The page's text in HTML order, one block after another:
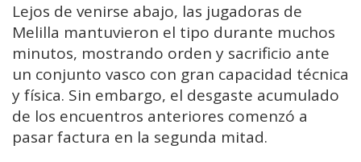
Lejos de venirse abajo, las jugadoras de
Melilla mantuvieron el tipo durante muchos
minutos, mostrando orden y sacrificio ante
un conjunto vasco con gran capacidad técnica
y física. Sin embargo, el desgaste acumulado
de los encuentros anteriores comenzó a
pasar factura en la segunda mitad.